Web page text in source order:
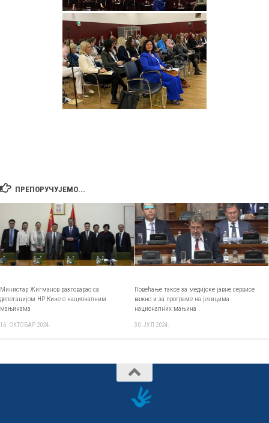
ПРЕПОРУЧУЈЕМО...
Министар Жигманов разговарао са
делегацијом НР Кине о националним
мањинама
16. ОКТОБАР 2024.
Повећање таксе за медијске јавне сервисе
важно и за програме на језицима
националних мањина
30. ЈУЛ 2024.